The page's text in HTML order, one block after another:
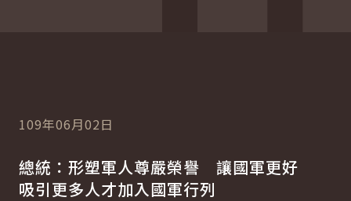
109年06月02日
總統：形塑軍人尊嚴榮譽 讓國軍更好
吸引更多人才加入國軍行列